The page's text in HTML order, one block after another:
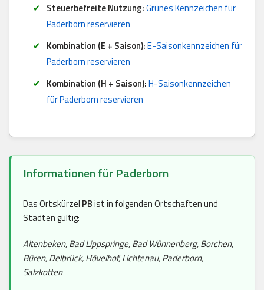
Steuerbefreite Nutzung:Grünes Kennzeichen für
Paderborn reservieren
Kombination (E + Saison):E-Saisonkennzeichen für
Paderborn reservieren
Kombination (H + Saison):H-Saisonkennzeichen
für Paderborn reservieren
Informationen für Paderborn
Das Ortskürzel PBist in folgenden Ortschaften und
Städten gültig:
Altenbeken, Bad Lippspringe, Bad Wünnenberg, Borchen,
Büren, Delbrück, Hövelhof, Lichtenau, Paderborn,
Salzkotten